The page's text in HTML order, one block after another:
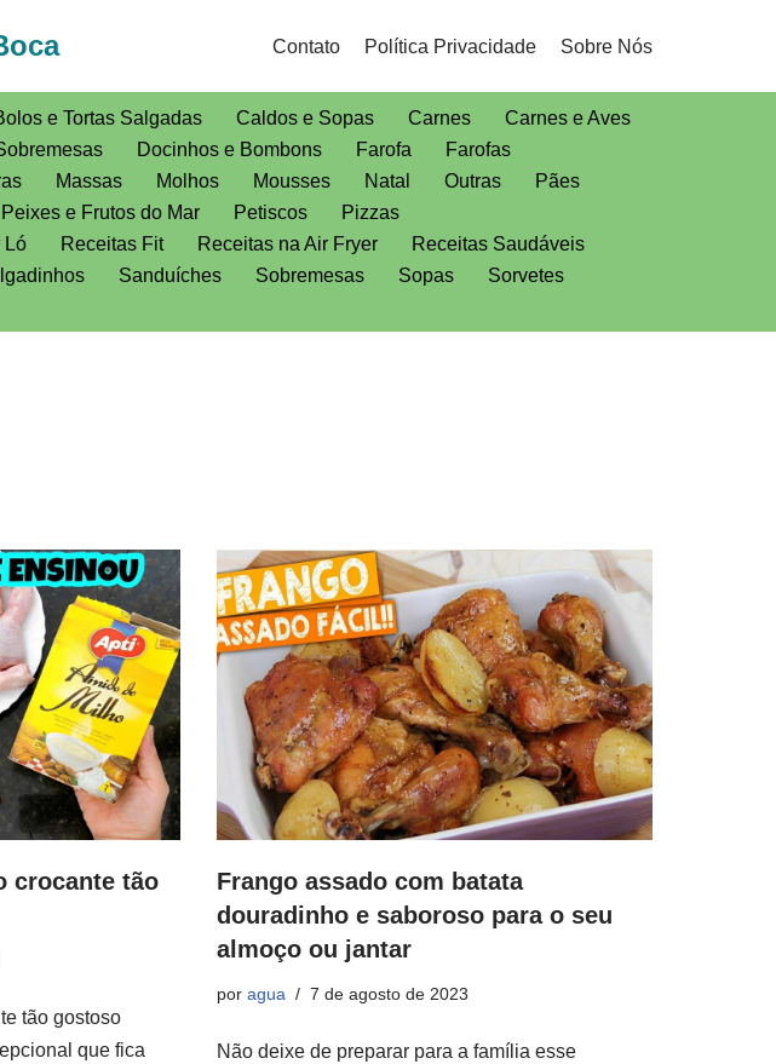
Contato Política Privacidade Sobre Nós
e Tortas Salgadas Caldos e Sopas Carnes
Carnes e Aves
Docinhos e Bombons Farofa
Farofas
Massas Molhos Mousses Natal Outras
Pães
Peixes e Frutos do Mar Petiscos
Pizzas
Ló Receitas Fit Receitas na Air Fryer
Receitas Saudáveis
Sanduíches Sobremesas Sopas
Sorvetes
crocante tão
tão gostoso
que fica
Frango assado com batata
douradinho e saboroso para o seu
almoço ou jantar
por agua 7 de agosto de 2023
Não deixe de preparar para a família esse